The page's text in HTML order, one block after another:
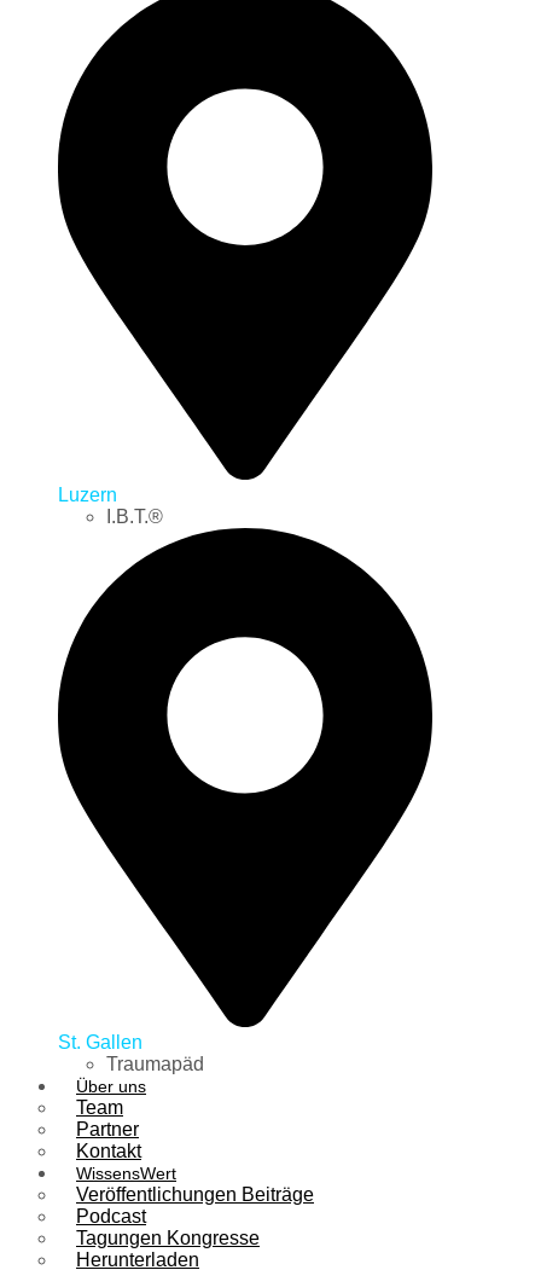
Luzern
I.B.T.®
St. Gallen
Traumapäd
Über uns
Team
Partner
Kontakt
WissensWert
Veröffentlichungen Beiträge
Podcast
Tagungen Kongresse
Herunterladen